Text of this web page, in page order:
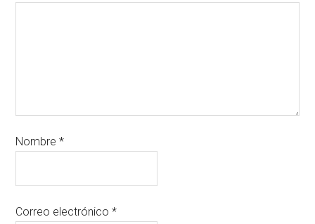
Nombre*
Correo electrónico*